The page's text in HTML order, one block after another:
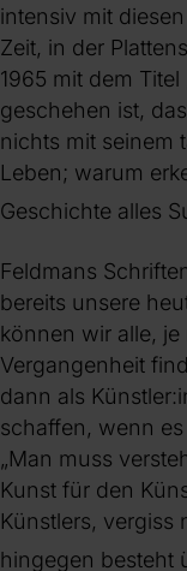
intensiv mit
Zeit, in der
1965 mit dem
geschehen ist,
nichts mit seinem
Leben; warum
Geschichte alles
Feldmans
bereits unsere
können wir alle,
Vergangenheit
dann als
schaffen, wenn
„Man muss
Kunst für den
Künstlers, vergiss
hingegen besteht